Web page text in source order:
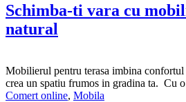
Schimba-ti vara cu
natural
Mobilierul pentru terasa imbina
crea un spatiu frumos in gradina ta. Cu o
Comert online, Mobila